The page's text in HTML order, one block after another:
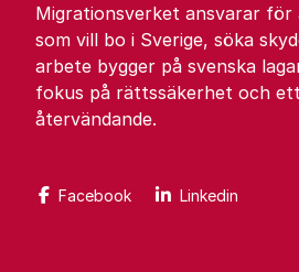
Migrationsverket ansvarar
som vill bo i Sverige, söka
arbete bygger på svenska
fokus på rättssäkerhet och
återvändande.
Facebook Linkedin